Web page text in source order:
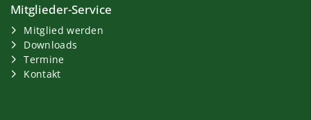
Mitglieder-Service
Mitglied werden
Downloads
Termine
Kontakt